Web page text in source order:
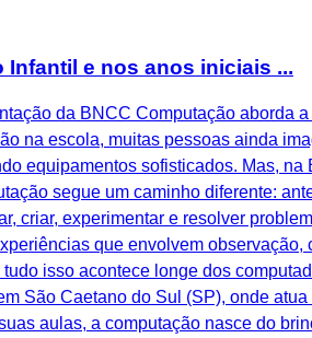
Infantil e nos anos iniciais ...
da BNCC Computação aborda
na escola, muitas pessoas ainda
equipamentos sofisticados. Mas,
segue um caminho diferente:
criar, experimentar e resolver
que envolvem
isso acontece longe dos
São Caetano do Sul (SP), onde
aulas, a computação nasce do